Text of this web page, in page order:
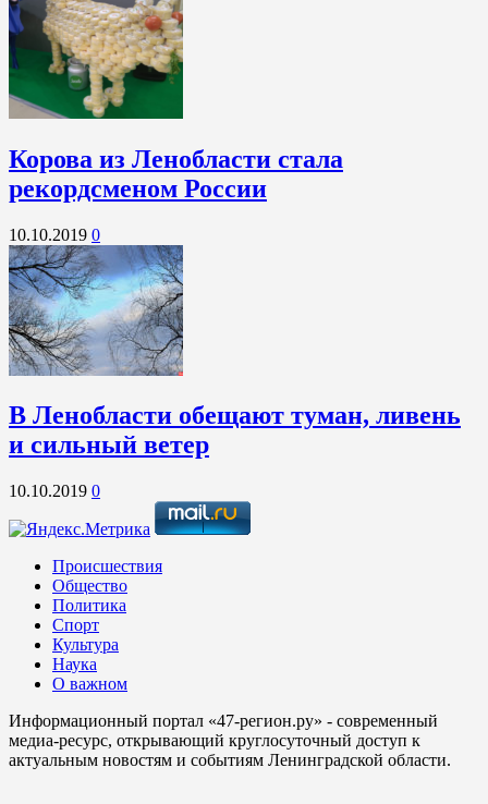
Корова из Ленобласти стала
рекордсменом России
10.10.2019 0
В Ленобласти обещают туман, ливень
и сильный ветер
10.10.2019 0
Происшествия
Общество
Политика
Спорт
Культура
Наука
О важном
Информационный портал «47-регион.ру» - современный
медиа-ресурс, открывающий круглосуточный доступ к
актуальным новостям и событиям Ленинградской области.